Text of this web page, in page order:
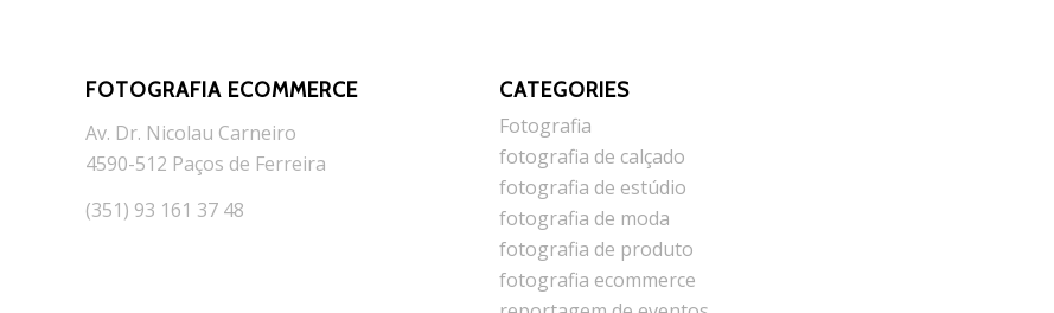
FOTOGRAFIA ECOMMERCE
Av. Dr. Nicolau Carneiro
4590-512 Paços de Ferreira
(351) 93 161 37 48
CATEGORIES
Fotografia
fotografia de calçado
fotografia de estúdio
fotografia de moda
fotografia de produto
fotografia ecommerce